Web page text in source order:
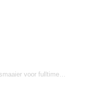
voor fulltime…